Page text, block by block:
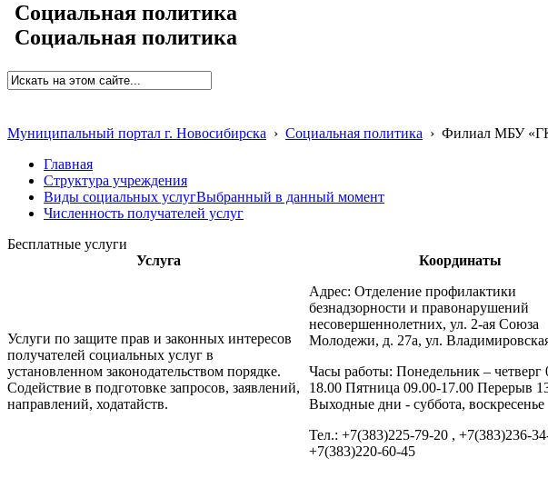
Социальная политика
Социальная политика
Муниципальный портал г. Новосибирска › Социальная политика › Филиал МБУ
Главная
Структура учреждения
Виды социальных услугВыбранный в данный момент
Численность получателей услуг
Бесплатные услуги
Услуга
Координаты
Услуги по защите прав и законных интересов
получателей социальных услуг в
установленном законодательством порядке.
Содействие в подготовке запросов, заявлений,
направлений, ходатайств.
Адрес: Отделение профилактики
безнадзорности и правонарушений
несовершеннолетних, ул. 2-ая Союза
Молодежи, д. 27а, ул.
Часы работы: Понедельник – четверг
18.00 Пятница 09.00-17.00 Перерыв
Выходные дни - суббота, воскресенье
Тел.: +7(383)225-79-20 , +7(383)236-
+7(383)220-60-45